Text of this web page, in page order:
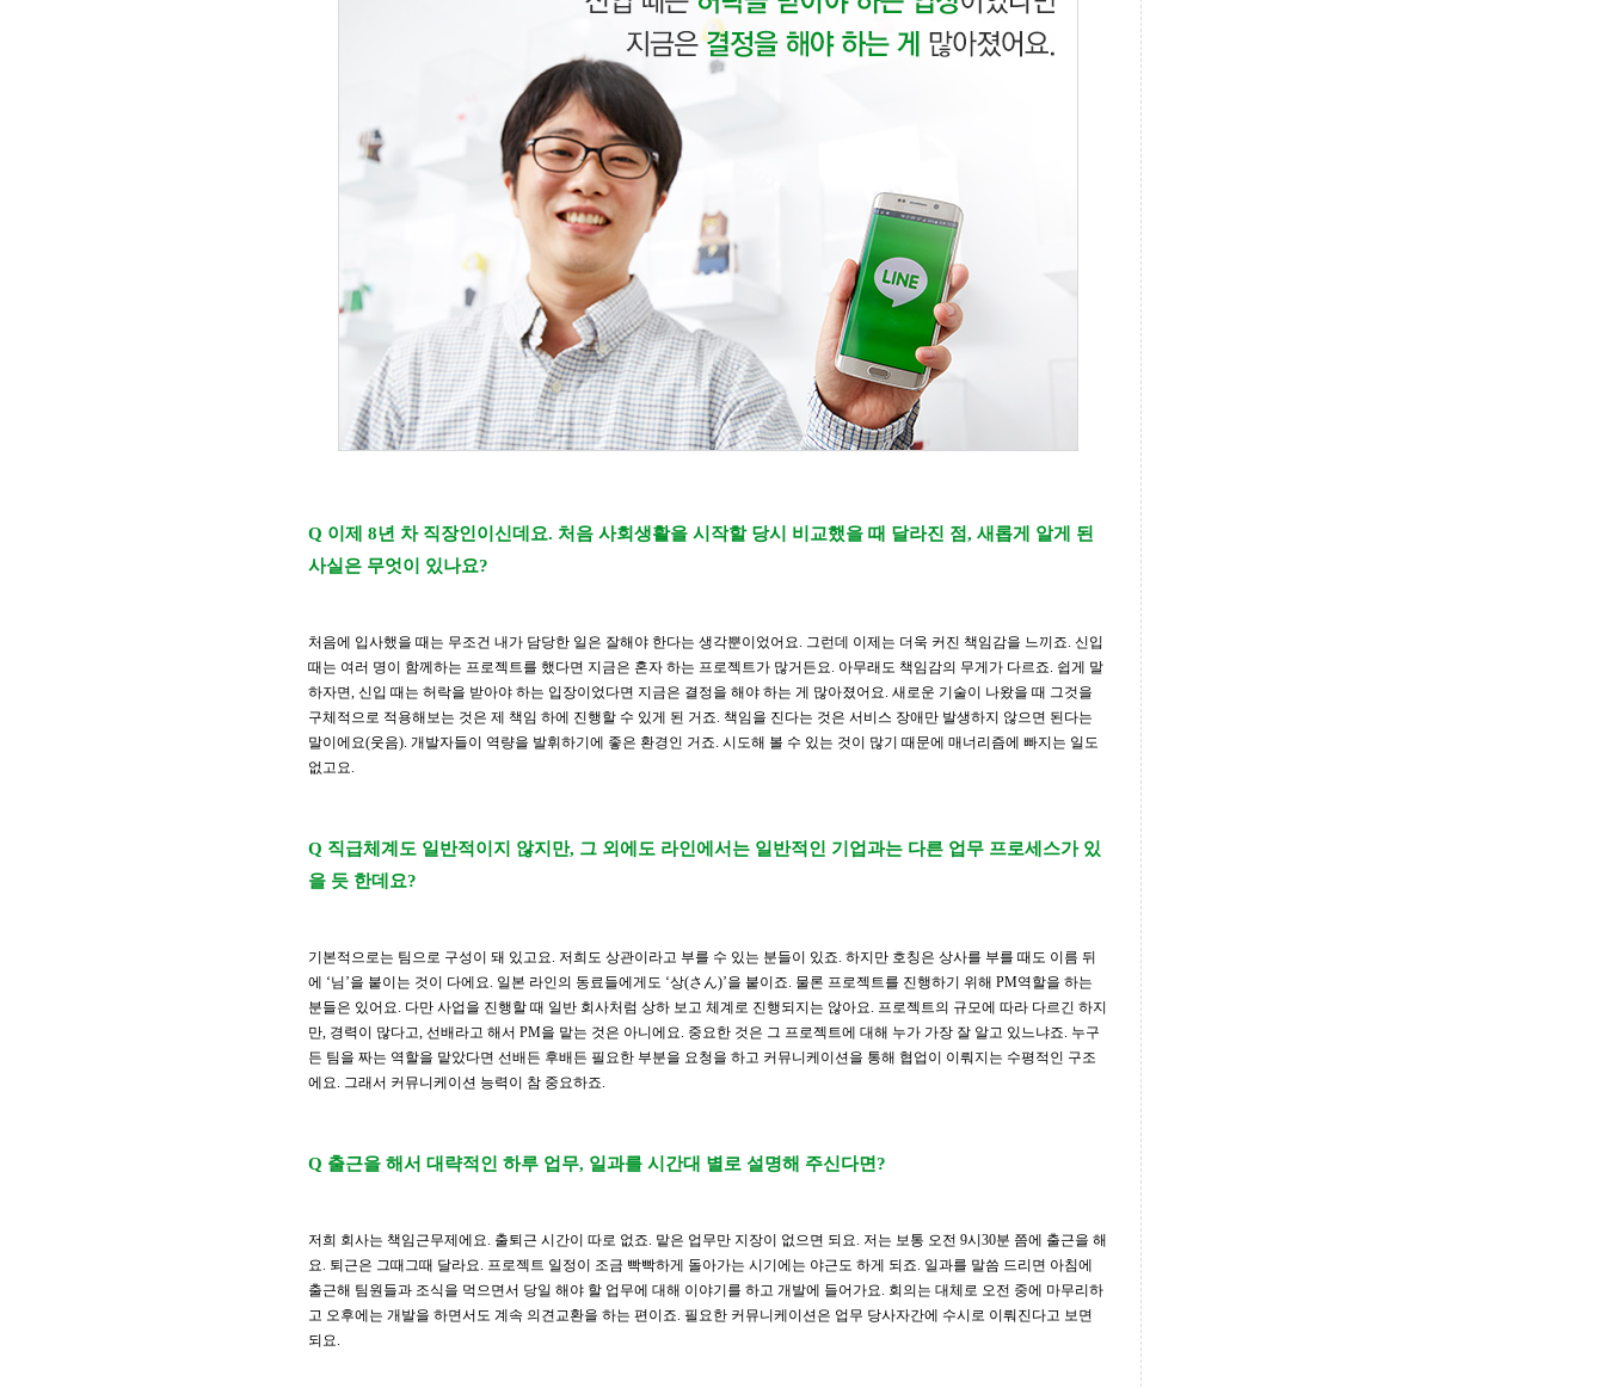
Q 이제 8년 차 직장인이신데요. 처음 사회생활을 시작할 당시 비교했을 때 달라진 점, 새롭게 알게 된
사실은 무엇이 있나요?
처음에 입사했을 때는 무조건 내가 담당한 일은 잘해야 한다는 생각뿐이었어요. 그런데 이제는 더욱 커진 책임감을 느끼죠. 신입
때는 여러 명이 함께하는 프로젝트를 했다면 지금은 혼자 하는 프로젝트가 많거든요. 아무래도 책임감의 무게가 다르죠. 쉽게 말
하자면, 신입 때는 허락을 받아야 하는 입장이었다면 지금은 결정을 해야 하는 게 많아졌어요. 새로운 기술이 나왔을 때 그것을
구체적으로 적용해보는 것은 제 책임 하에 진행할 수 있게 된 거죠. 책임을 진다는 것은 서비스 장애만 발생하지 않으면 된다는
말이에요(웃음). 개발자들이 역량을 발휘하기에 좋은 환경인 거죠. 시도해 볼 수 있는 것이 많기 때문에 매너리즘에 빠지는 일도
없고요.
Q 직급체계도 일반적이지 않지만, 그 외에도 라인에서는 일반적인 기업과는 다른 업무 프로세스가 있
을 듯 한데요?
기본적으로는 팀으로 구성이 돼 있고요. 저희도 상관이라고 부를 수 있는 분들이 있죠. 하지만 호칭은 상사를 부를 때도 이름 뒤
에 ‘님’을 붙이는 것이 다에요. 일본 라인의 동료들에게도 ‘상(さん)’을 붙이죠. 물론 프로젝트를 진행하기 위해 PM역할을 하는
분들은 있어요. 다만 사업을 진행할 때 일반 회사처럼 상하 보고 체계로 진행되지는 않아요. 프로젝트의 규모에 따라 다르긴 하지
만, 경력이 많다고, 선배라고 해서 PM을 맡는 것은 아니에요. 중요한 것은 그 프로젝트에 대해 누가 가장 잘 알고 있느냐죠. 누구
든 팀을 짜는 역할을 맡았다면 선배든 후배든 필요한 부분을 요청을 하고 커뮤니케이션을 통해 협업이 이뤄지는 수평적인 구조
에요. 그래서 커뮤니케이션 능력이 참 중요하죠.
Q 출근을 해서 대략적인 하루 업무, 일과를 시간대 별로 설명해 주신다면?
저희 회사는 책임근무제에요. 출퇴근 시간이 따로 없죠. 맡은 업무만 지장이 없으면 되요. 저는 보통 오전 9시30분 쯤에 출근을 해
요. 퇴근은 그때그때 달라요. 프로젝트 일정이 조금 빡빡하게 돌아가는 시기에는 야근도 하게 되죠. 일과를 말씀 드리면 아침에
출근해 팀원들과 조식을 먹으면서 당일 해야 할 업무에 대해 이야기를 하고 개발에 들어가요. 회의는 대체로 오전 중에 마무리하
고 오후에는 개발을 하면서도 계속 의견교환을 하는 편이죠. 필요한 커뮤니케이션은 업무 당사자간에 수시로 이뤄진다고 보면
되요.